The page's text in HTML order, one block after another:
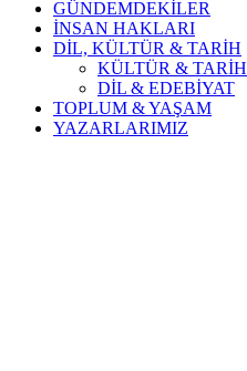
GÜNDEMDEKİLER
İNSAN HAKLARI
DİL, KÜLTÜR & TARİH
KÜLTÜR & TARİH
DİL & EDEBİYAT
TOPLUM & YAŞAM
YAZARLARIMIZ